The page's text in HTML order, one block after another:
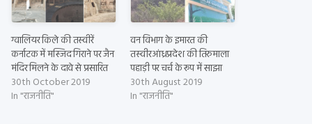
ग्वालियर किले की तस्वीरें
कर्नाटक में मस्जिद गिराने पर जैन
मंदिर मिलने के दावे से प्रसारित
30th October 2019
In "राजनीति"
वन विभाग के इमारत की
तस्वीरआंध्रप्रदेश की तिरुमाला
पहाड़ी पर चर्च के रूप में साझा
30th August 2019
In "राजनीति"